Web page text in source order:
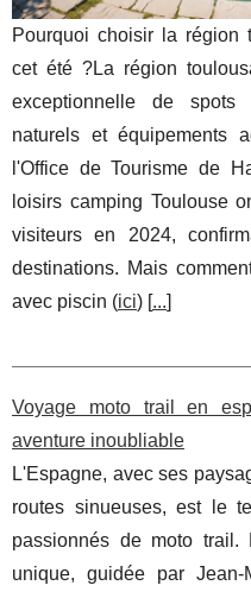
Pourquoi choisir la région
cet été ?La région
exceptionnelle de
naturels et équipements
l'Office de Tourisme de
loisirs camping Toulouse
visiteurs en 2024,
destinations. Mais
avec piscin (ici) [...]
Voyage moto trail en
aventure inoubliable
L'Espagne, avec ses
routes sinueuses, est le
passionnés de moto trail.
unique, guidée par